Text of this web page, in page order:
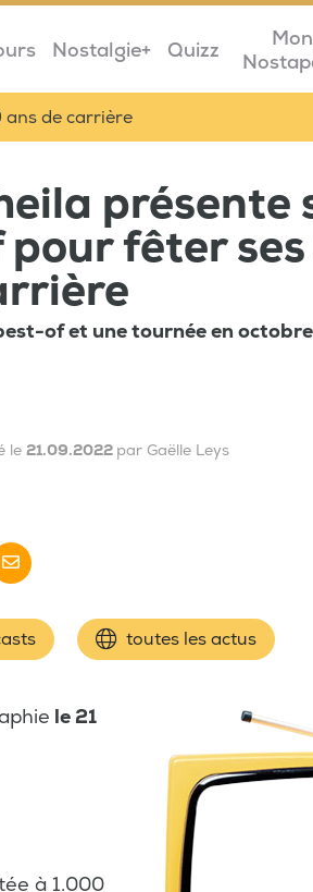
Nostalgie+ Quizz
Mon
de carrière
présente
pour fêter
of et une tournée en
le 21.09.2022 par Gaëlle Leys
toutes les actus
le 21
à 1.000